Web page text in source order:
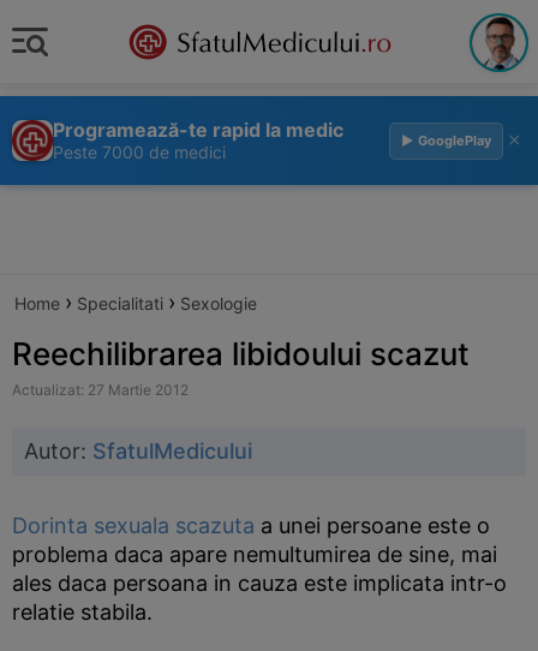
Programează-te rapid la medic
Peste 7000 de medici
▶ GooglePlay ×
Home › Specialitati › Sexologie
Reechilibrarea libidoului scazut
Actualizat: 27 Martie 2012
Autor: SfatulMedicului
Dorinta sexuala scazuta a unei persoane este o
problema daca apare nemultumirea de sine, mai
ales daca persoana in cauza este implicata intr-o
relatie stabila.